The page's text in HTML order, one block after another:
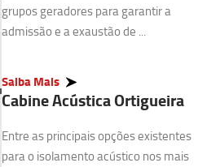
grupos geradores para garantir a
admissão e a exaustão de ...
Saiba Mais
Cabine Acústica Ortigueira
Entre as principais opções existentes
para o isolamento acústico nos mais